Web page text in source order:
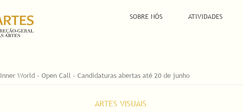
SOBRE NÓS ATIVIDADES
Inner World - Open Call - Candidaturas abertas até 20 de junho
ARTES VISUAIS